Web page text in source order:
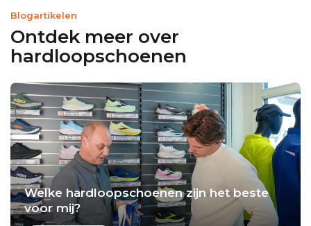
Blogartikelen
Ontdek meer over
hardloopschoenen
Welke hardloopschoenen zijn het beste
voor mij?